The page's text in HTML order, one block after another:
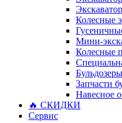
Колесные
Мини-
Колесные
Запчасти
Навесное
🔥 СКИДКИ
Сервис